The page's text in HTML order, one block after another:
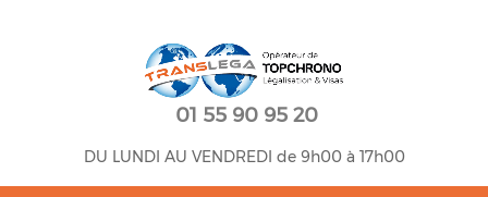
01 55 90 95 20
DU LUNDI AU VENDREDI de 9h00 à 17h00